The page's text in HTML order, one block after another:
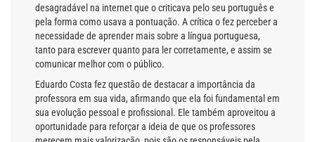
desagradável na internet que o criticava pelo seu português e
pela forma como usava a pontuação. A crítica o fez perceber a
necessidade de aprender mais sobre a língua portuguesa,
tanto para escrever quanto para ler corretamente, e assim se
comunicar melhor com o público.
Eduardo Costa fez questão de destacar a importância da
professora em sua vida, afirmando que ela foi fundamental em
sua evolução pessoal e profissional. Ele também aproveitou a
oportunidade para reforçar a ideia de que os professores